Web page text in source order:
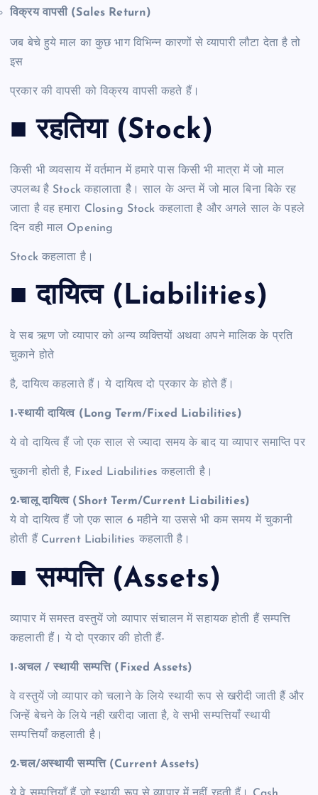
विक्रय वापसी (Sales Return)
जब बेचे हुये माल का कुछ भाग विभिन्न कारणों से व्यापारी लौटा देता है तो
इस
प्रकार की वापसी को विक्रय वापसी कहते हैं।
■ रहतिया (Stock)
किसी भी व्यवसाय में वर्तमान में हमारे पास किसी भी मात्रा में जो माल
उपलब्ध है Stock कहालाता है। साल के अन्त में जो माल बिना बिके रह
जाता है वह हमारा Closing Stock कहलाता है और अगले साल के पहले
दिन वही माल Opening
Stock कहलाता है।
■ दायित्व (Liabilities)
वे सब ऋण जो व्यापार को अन्य व्यक्तियों अथवा अपने मालिक के प्रति
चुकाने होते
है, दायित्व कहलाते हैं। ये दायित्व दो प्रकार के होते हैं।
1-स्थायी दायित्व (Long Term/Fixed Liabilities)
ये वो दायित्व हैं जो एक साल से ज्यादा समय के बाद या व्यापार समाप्ति पर
चुकानी होती है, Fixed Liabilities कहलाती है।
2-चालू दायित्व (Short Term/Current Liabilities)
ये वो दायित्व हैं जो एक साल 6 महीने या उससे भी कम समय में चुकानी
होती हैं Current Liabilities कहलाती है।
■ सम्पत्ति (Assets)
व्यापार में समस्त वस्तुयें जो व्यापार संचालन में सहायक होती हैं सम्पत्ति
कहलाती हैं। ये दो प्रकार की होती हैं-
1-अचल / स्थायी सम्पत्ति (Fixed Assets)
वे वस्तुयें जो व्यापार को चलाने के लिये स्थायी रूप से खरीदी जाती हैं और
जिन्हें बेचने के लिये नही खरीदा जाता है, वे सभी सम्पत्तियाँ स्थायी
सम्पत्तियाँ कहलाती है।
2-चल/अस्थायी सम्पत्ति (Current Assets)